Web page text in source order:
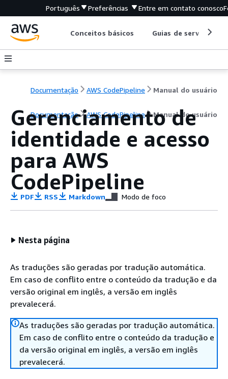
Português Preferências Entre em contato conosco
Conceitos básicos Guias de serviço
Documentação AWS CodePipeline Manual do usuário
Documentação AWS CodePipeline Manual do usuário
Gerenciamento de
identidade e acesso
para AWS
CodePipeline
PDF RSS Markdown Modo de foco
Nesta página
As traduções são geradas por tradução automática.
Em caso de conflito entre o conteúdo da tradução e da
versão original em inglês, a versão em inglês
prevalecerá.
As traduções são geradas por tradução automática.
Em caso de conflito entre o conteúdo da tradução e
da versão original em inglês, a versão em inglês
prevalecerá.